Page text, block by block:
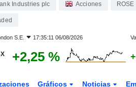
Industries plc Acciones ROSE
S.E. 17:35:11 06/08/2026
+2,25 %
Gráficos Noticias